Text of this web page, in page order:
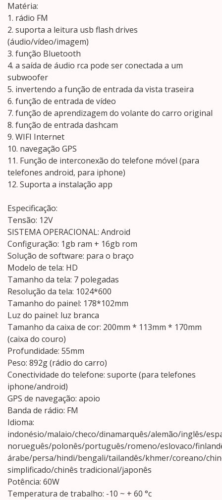
Matéria:
1. rádio FM
2. suporta a leitura usb flash drives
(áudio/vídeo/imagem)
3. função Bluetooth
4. a saída de áudio rca pode ser conectada a um
subwoofer
5. invertendo a função de entrada da vista traseira
6. função de entrada de vídeo
7. função de aprendizagem do volante do carro original
8. função de entrada dashcam
9. WIFI Internet
10. navegação GPS
11. Função de interconexão do telefone móvel (para
telefones android, para iphone)
12. Suporta a instalação app
Especificação:
Tensão: 12V
SISTEMA OPERACIONAL: Android
Configuração: 1gb ram + 16gb rom
Solução de software: para o braço
Modelo de tela: HD
Tamanho da tela: 7 polegadas
Resolução da tela: 1024*600
Tamanho do painel: 178*102mm
Luz do painel: luz branca
Tamanho da caixa de cor: 200mm * 113mm * 170mm
(caixa do couro)
Profundidade: 55mm
Peso: 892g (rádio do carro)
Conectividade do telefone: suporte (para telefones
iphone/android)
GPS de navegação: apoio
Banda de rádio: FM
Idioma:
indonésio/malaio/checo/dinamarquês/alemão/inglês/
norueguês/polonês/português/romeno/eslovaco/
árabe/persa/hindi/bengali/tailandês/khmer/coreano/
simplificado/chinês tradicional/japonês
Potência: 60W
Temperatura de trabalho: -10 ~ + 60 °c